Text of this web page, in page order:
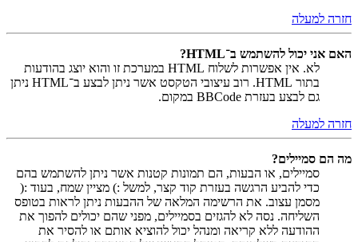
חזרה למעלה
האם אני יכול להשתמש ב־HTML?
לא. אין אפשרות לשלוח HTML במערכת זו והוא יוצג בהודעות
בתור HTML. רוב עיצובי הטקסט אשר ניתן לבצע ב־HTML ניתן
גם לבצע בעזרת BBCode במקום.
חזרה למעלה
מה הם סמיילים?
סמיילים, או הבעות, הם תמונות קטנות אשר ניתן להשתמש בהם
כדי להביע הרגשה בעזרת קוד קצר, למשל :) מציין שמח, בעוד :(
מסמן עצוב. את הרשימה המלאה של ההבעות ניתן לראות בטופס
השליחה. נסה לא להגזים בסמיילים, מפני שהם יכולים להפוך את
ההודעה ללא קריאה ומנהל יכול להוציא אותם או להסיר את